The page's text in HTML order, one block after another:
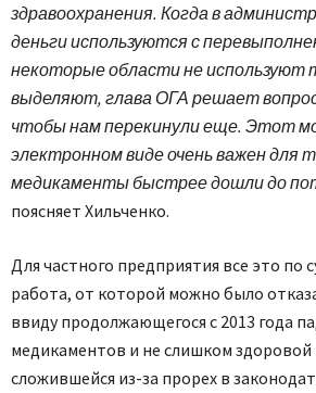
здравоохранения. Когда в
деньги используются с
некоторые области не используют
выделяют, глава ОГА решает
чтобы нам перекинули еще. Этот
электронном виде очень важен для
медикаменты быстрее дошли до
поясняет Хильченко.
Для частного предприятия все это по
работа, от которой можно было
ввиду продолжающегося с 2013 года
медикаментов и не слишком здоровой
сложившейся из-за прорех в